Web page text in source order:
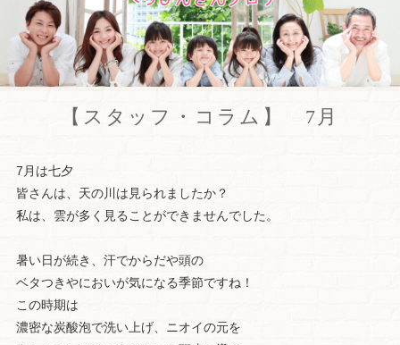
店舗情報
出張美容サービス
ご予約・お問い合わせ
【スタッフ・コラム】 7月
7月は七夕
皆さんは、天の川は見られましたか？
私は、雲が多く見ることができませんでした。
暑い日が続き、汗でからだや頭の
ベタつきやにおいが気になる季節ですね！
この時期は
濃密な炭酸泡で洗い上げ、ニオイの元を